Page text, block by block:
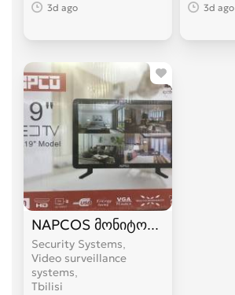
3d ago 3d ago
NAPCOS მონიტორი
Security Systems,
Video surveillance
systems
Tbilisi